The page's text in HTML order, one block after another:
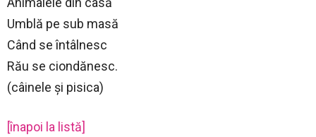
Umblă pe sub masă
Când se întâlnesc
Rău se ciondănesc.
(câinele şi pisica)
[înapoi la listă]